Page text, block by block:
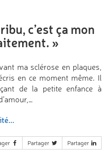
c’est ça mon
»
ma sclérose en plaques,
en ce moment même. Il
de la petite enfance à
Partager Partager